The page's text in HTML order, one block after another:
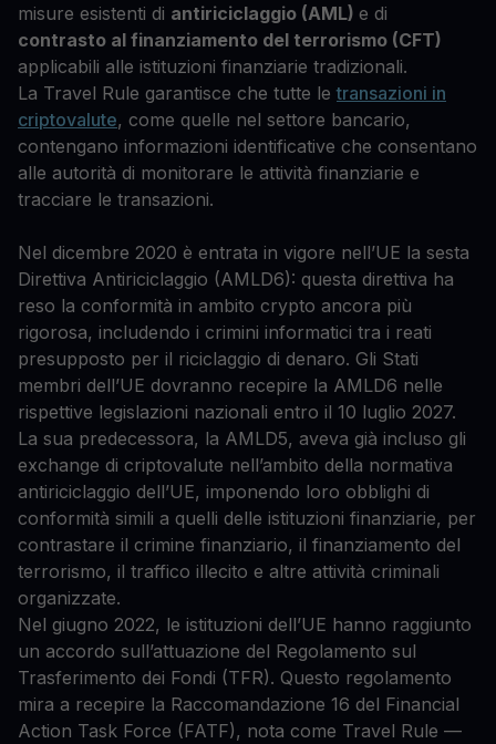
misure esistenti di antiriciclaggio (AML) e di
contrasto al finanziamento del terrorismo (CFT)
applicabili alle istituzioni finanziarie tradizionali.
La Travel Rule garantisce che tutte letransazioni in
criptovalute, come quelle nel settore bancario,
contengano informazioni identificative che consentano
alle autorità di monitorare le attività finanziarie e
tracciare le transazioni.
Nel dicembre 2020 è entrata in vigore nell’UE la sesta
Direttiva Antiriciclaggio (AMLD6): questa direttiva ha
reso la conformità in ambito crypto ancora più
rigorosa, includendo i crimini informatici tra i reati
presupposto per il riciclaggio di denaro. Gli Stati
membri dell’UE dovranno recepire la AMLD6 nelle
rispettive legislazioni nazionali entro il 10 luglio 2027.
La sua predecessora, la AMLD5, aveva già incluso gli
exchange di criptovalute nell’ambito della normativa
antiriciclaggio dell’UE, imponendo loro obblighi di
conformità simili a quelli delle istituzioni finanziarie, per
contrastare il crimine finanziario, il finanziamento del
terrorismo, il traffico illecito e altre attività criminali
organizzate.
Nel giugno 2022, le istituzioni dell’UE hanno raggiunto
un accordo sull’attuazione del Regolamento sul
Trasferimento dei Fondi (TFR). Questo regolamento
mira a recepire la Raccomandazione 16 del Financial
Action Task Force (FATF), nota come Travel Rule —